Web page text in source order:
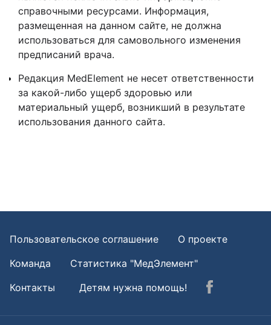
справочными ресурсами. Информация,
размещенная на данном сайте, не должна
использоваться для самовольного изменения
предписаний врача.
Редакция MedElement не несет ответственности
за какой-либо ущерб здоровью или
материальный ущерб, возникший в результате
использования данного сайта.
Пользовательское соглашение
О проекте
Команда
Статистика "МедЭлемент"
Контакты
Детям нужна помощь!